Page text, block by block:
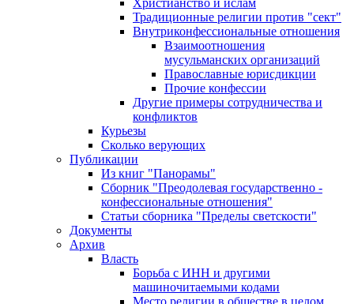
Христианство и ислам
Традиционные религии против "сект"
Внутриконфессиональные отношения
Взаимоотношения
мусульманских организаций
Православные юрисдикции
Прочие конфессии
Другие примеры сотрудничества и
конфликтов
Курьезы
Сколько верующих
Публикации
Из книг "Панорамы"
Сборник "Преодолевая государственно -
конфессиональные отношения"
Статьи сборника "Пределы светскости"
Документы
Архив
Власть
Борьба с ИНН и другими
машиночитаемыми кодами